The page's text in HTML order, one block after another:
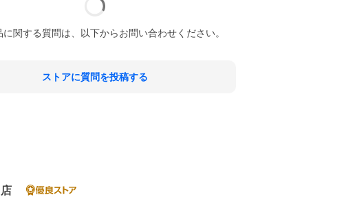
に関する質問は、以下からお問い合わせください。
ストアに質問を投稿する